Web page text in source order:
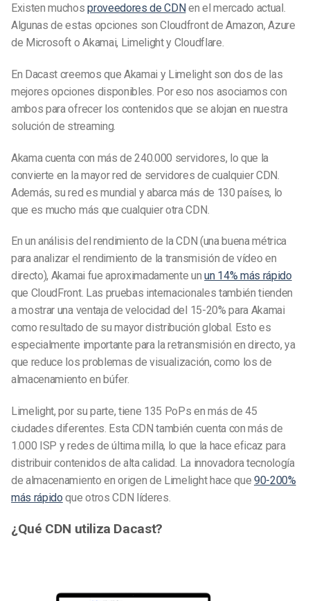
Existen muchosproveedores de CDNen el mercado actual.
Algunas de estas opciones son Cloudfront de Amazon, Azure
de Microsoft o Akamai, Limelighty Cloudflare.
En Dacast creemos que Akamai y Limelight son dos de las
mejores opciones disponibles. Por eso nos asociamos con
ambos para ofrecer los contenidos que se alojan en nuestra
solución de streaming.
Akama cuenta con más de 240.000 servidores, lo que la
convierte en la mayor red de servidores de cualquier CDN.
Además, su red es mundial y abarca más de 130 países, lo
que es mucho más que cualquier otra CDN.
En un análisis del rendimiento de la CDN (una buena métrica
para analizar el rendimiento de la transmisión de vídeo en
directo), Akamai fue aproximadamente unun 14% más rápido
que CloudFront. Las pruebas internacionales también tienden
a mostrar una ventaja de velocidad del 15-20% para Akamai
como resultado de su mayor distribución global. Esto es
especialmente importante para la retransmisión en directo, ya
que reduce los problemas de visualización, como los de
almacenamiento en búfer.
Limelight, por su parte, tiene 135 PoPs en más de 45
ciudades diferentes. Esta CDN también cuenta con más de
1.000 ISP y redes de última milla, lo que la hace eficaz para
distribuir contenidos de alta calidad. La innovadora tecnología
de almacenamiento en origen de Limelight hace que 90-200%
más rápido que otros CDN líderes.
¿Qué CDN utiliza Dacast?